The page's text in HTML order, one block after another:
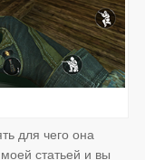
для чего она
статьей и вы